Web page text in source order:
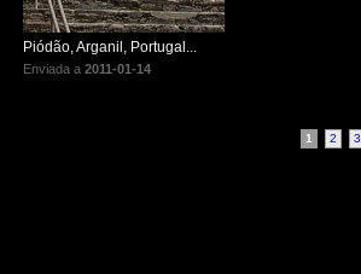
Piódão, Arganil, Portugal...
Enviada a 2011-01-14
1 2 3